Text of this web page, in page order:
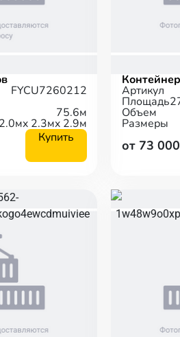
FYCU7260212
75.6м
x 2.3мx 2.9м
Купить
Контейнер
Артикул
Площадь
Объем
Размеры
от 73